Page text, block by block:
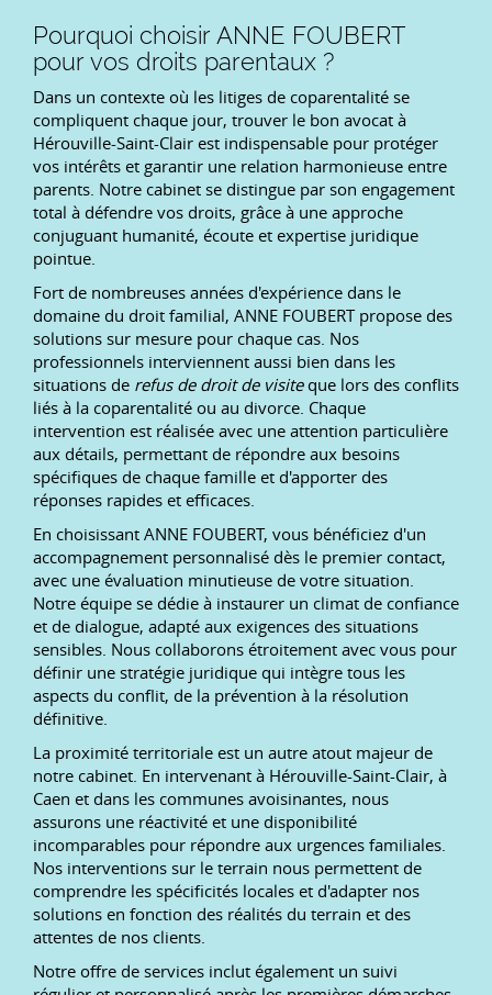
Pourquoi choisir ANNE FOUBERT
pour vos droits parentaux ?
Dans un contexte où les litiges de coparentalité se
compliquent chaque jour, trouver le bon avocat à
Hérouville-Saint-Clair est indispensable pour protéger
vos intérêts et garantir une relation harmonieuse entre
parents. Notre cabinet se distingue par son engagement
total à défendre vos droits, grâce à une approche
conjuguant humanité, écoute et expertise juridique
pointue.
Fort de nombreuses années d'expérience dans le
domaine du droit familial, ANNE FOUBERT propose des
solutions sur mesure pour chaque cas. Nos
professionnels interviennent aussi bien dans les
situations de refus de droit de visiteque lors des conflits
liés à la coparentalité ou au divorce. Chaque
intervention est réalisée avec une attention particulière
aux détails, permettant de répondre aux besoins
spécifiques de chaque famille et d'apporter des
réponses rapides et efficaces.
En choisissant ANNE FOUBERT, vous bénéficiez d'un
accompagnement personnalisé dès le premier contact,
avec une évaluation minutieuse de votre situation.
Notre équipe se dédie à instaurer un climat de confiance
et de dialogue, adapté aux exigences des situations
sensibles. Nous collaborons étroitement avec vous pour
définir une stratégie juridique qui intègre tous les
aspects du conflit, de la prévention à la résolution
définitive.
La proximité territoriale est un autre atout majeur de
notre cabinet. En intervenant à Hérouville-Saint-Clair, à
Caen et dans les communes avoisinantes, nous
assurons une réactivité et une disponibilité
incomparables pour répondre aux urgences familiales.
Nos interventions sur le terrain nous permettent de
comprendre les spécificités locales et d'adapter nos
solutions en fonction des réalités du terrain et des
attentes de nos clients.
Notre offre de services inclut également un suivi